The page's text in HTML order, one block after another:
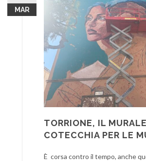
MAR
TORRIONE, IL
COTECCHIA PER LE
È corsa contro il tempo, anche